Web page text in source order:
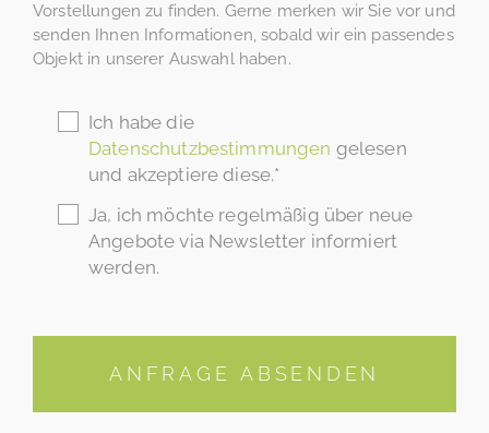
Vorstellungen zu finden. Gerne merken wir Sie vor und
senden Ihnen Informationen, sobald wir ein passendes
Objekt in unserer Auswahl haben.
Ich habe die
Datenschutzbestimmungen gelesen
und akzeptiere diese.*
Ja, ich möchte regelmäßig über neue
Angebote via Newsletter informiert
werden.
ANFRAGE ABSENDEN